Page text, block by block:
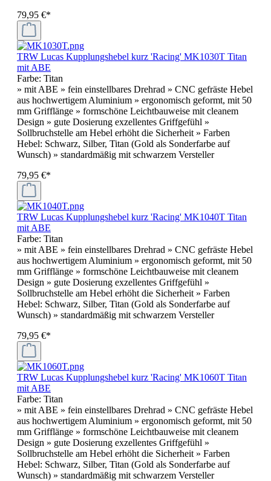
79,95 €*
TRW Lucas Kupplungshebel kurz 'Racing' MK1030T Titan
mit ABE
Farbe: Titan
» mit ABE » fein einstellbares Drehrad » CNC gefräste Hebel
aus hochwertigem Aluminium » ergonomisch geformt, mit 50
mm Grifflänge » formschöne Leichtbauweise mit cleanem
Design » gute Dosierung exzellentes Griffgefühl »
Sollbruchstelle am Hebel erhöht die Sicherheit » Farben
Hebel: Schwarz, Silber, Titan (Gold als Sonderfarbe auf
Wunsch) » standardmäßig mit schwarzem Versteller
79,95 €*
TRW Lucas Kupplungshebel kurz 'Racing' MK1040T Titan
mit ABE
Farbe: Titan
» mit ABE » fein einstellbares Drehrad » CNC gefräste Hebel
aus hochwertigem Aluminium » ergonomisch geformt, mit 50
mm Grifflänge » formschöne Leichtbauweise mit cleanem
Design » gute Dosierung exzellentes Griffgefühl »
Sollbruchstelle am Hebel erhöht die Sicherheit » Farben
Hebel: Schwarz, Silber, Titan (Gold als Sonderfarbe auf
Wunsch) » standardmäßig mit schwarzem Versteller
79,95 €*
TRW Lucas Kupplungshebel kurz 'Racing' MK1060T Titan
mit ABE
Farbe: Titan
» mit ABE » fein einstellbares Drehrad » CNC gefräste Hebel
aus hochwertigem Aluminium » ergonomisch geformt, mit 50
mm Grifflänge » formschöne Leichtbauweise mit cleanem
Design » gute Dosierung exzellentes Griffgefühl »
Sollbruchstelle am Hebel erhöht die Sicherheit » Farben
Hebel: Schwarz, Silber, Titan (Gold als Sonderfarbe auf
Wunsch) » standardmäßig mit schwarzem Versteller